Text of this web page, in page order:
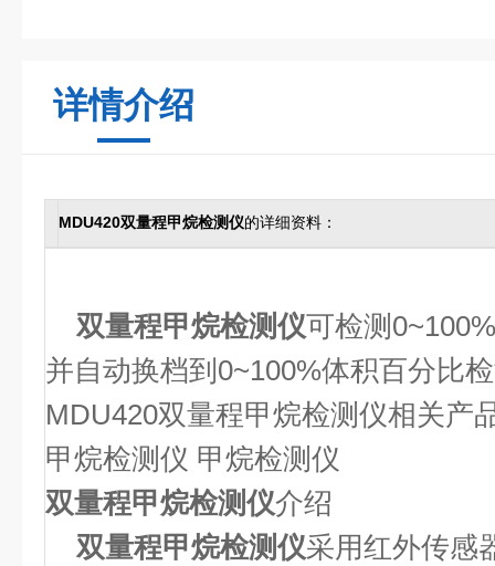
详情介绍
MDU420双量程甲烷检测仪的详细资料：
双量程甲烷检测仪可检测
并自动换档到0~100%体积百分比
MDU420双量程甲烷检测仪相关产
甲烷检测仪 甲烷检测仪
双量程甲烷检测仪介绍
双量程甲烷检测仪采用红外传感